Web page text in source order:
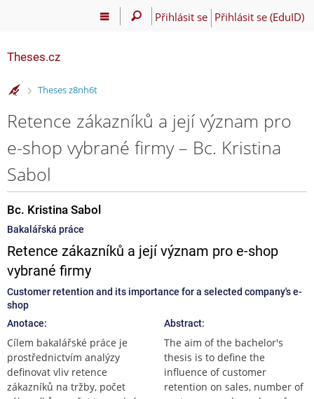
Přihlásit se Přihlásit se (EduID)
Theses.cz
>
Theses z8nh6t
Retence zákazníků a její význam pro
e-shop vybrané firmy – Bc. Kristina
Sabol
Bc. Kristina Sabol
Bakalářská práce
Retence zákazníků a její význam pro e-shop
vybrané firmy
Customer retention and its importance for a selected company's e-
shop
Anotace:
Cílem bakalářské práce je
prostřednictvím analýzy
definovat vliv retence
zákazníků na tržby, počet
Abstract:
The aim of the bachelor's
thesis is to define the
influence of customer
retention on sales, number of